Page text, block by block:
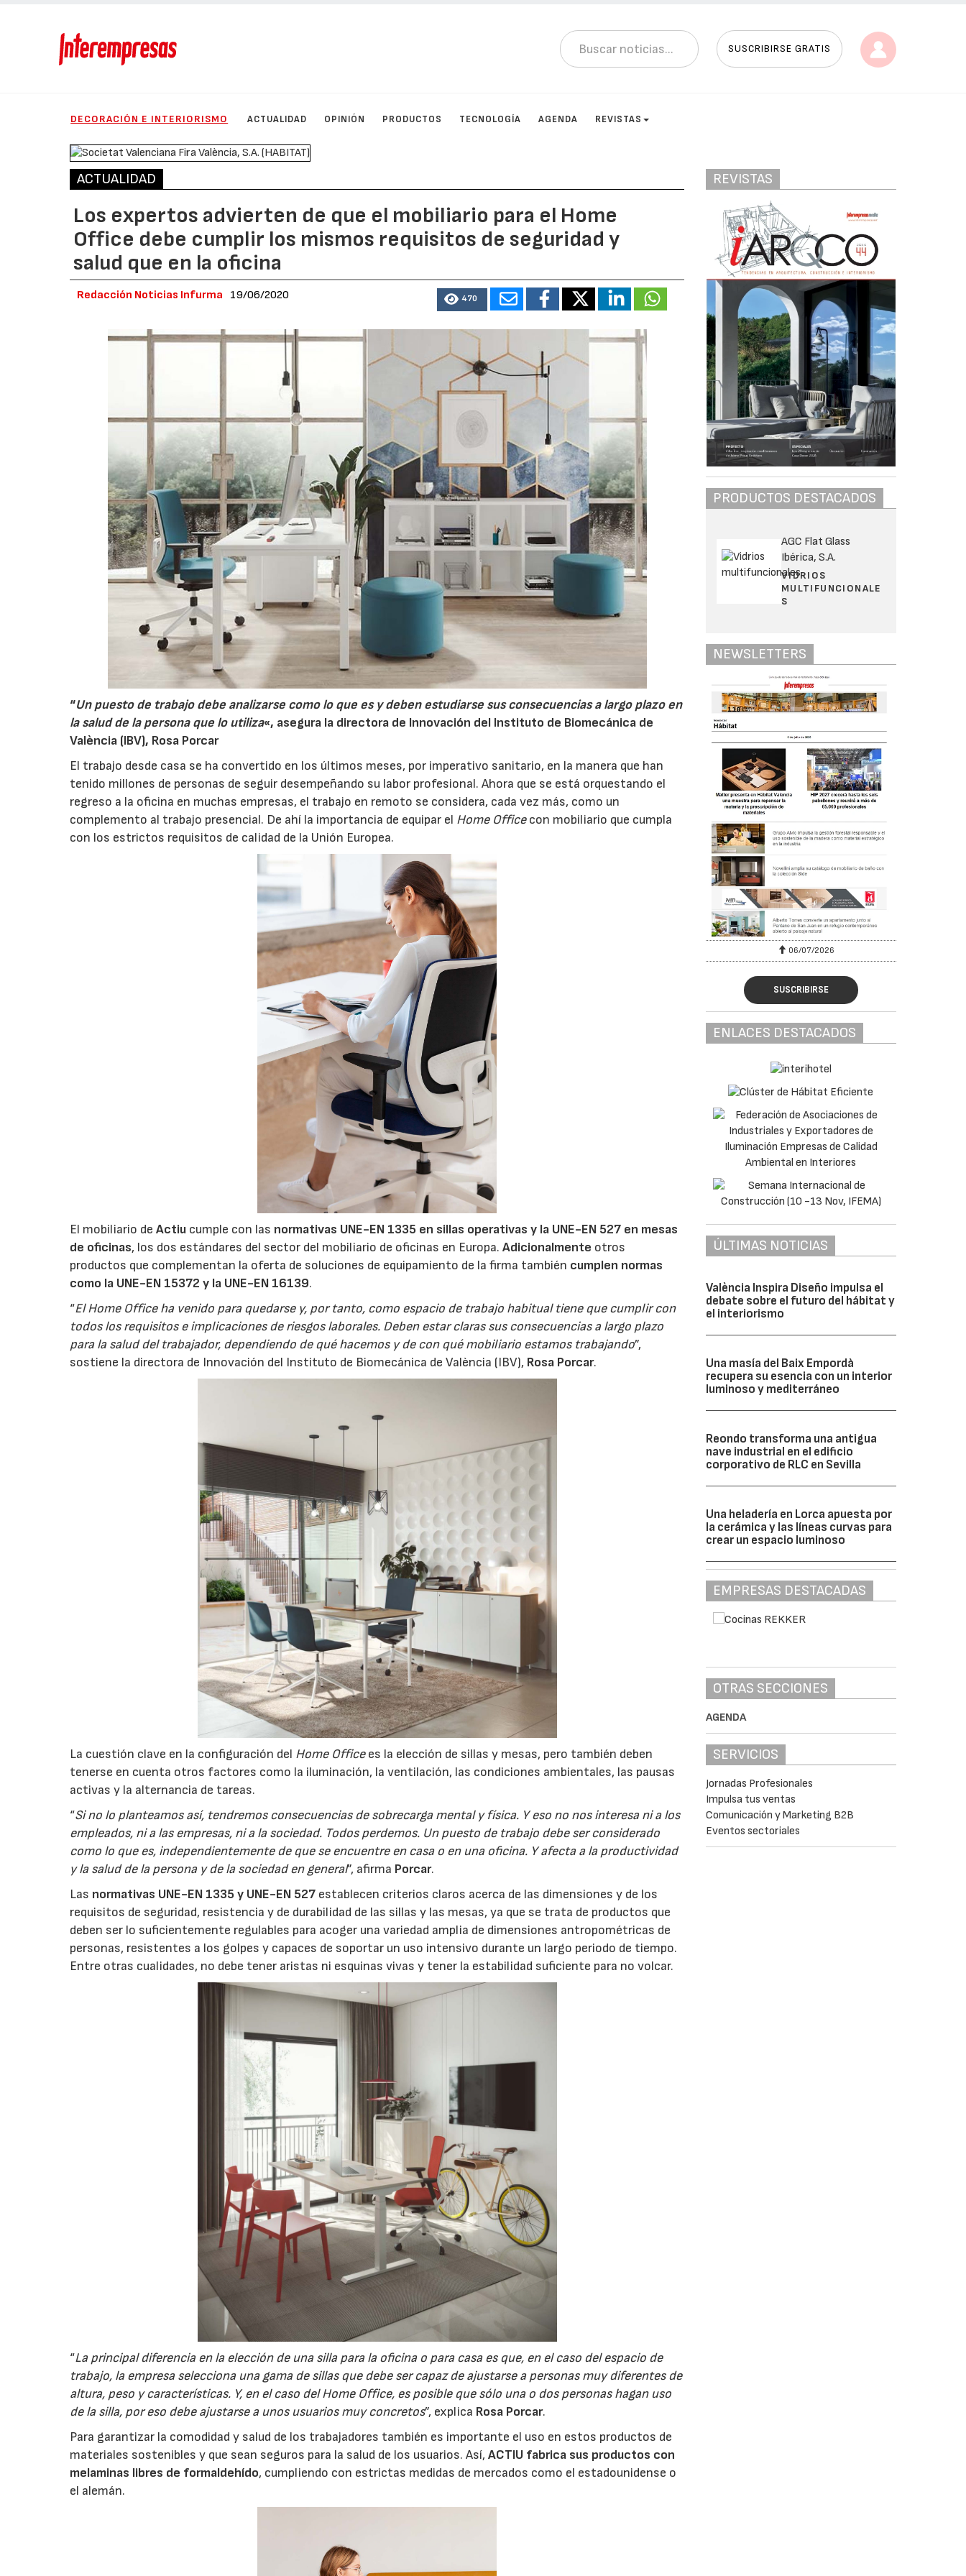
SUSCRIBIRSE GRATIS
DECORACIÓN E INTERIORISMO ACTUALIDAD OPINIÓN PRODUCTOS TECNOLOGÍA AGENDA REVISTAS
ACTUALIDAD
Los expertos advierten de que el mobiliario para el Home
Office debe cumplir los mismos requisitos de seguridad y
salud que en la oficina
Redacción Noticias Infurma 19/06/2020 470
“Un puesto de trabajo debe analizarse como lo que es y deben estudiarse sus consecuencias a largo plazo en
la salud de la persona que lo utiliza«, asegura la directora de Innovación del Instituto de Biomecánica de
València (IBV), Rosa Porcar
El trabajo desde casa se ha convertido en los últimos meses, por imperativo sanitario, en la manera que han
tenido millones de personas de seguir desempeñando su labor profesional. Ahora que se está orquestando el
regreso a la oficina en muchas empresas, el trabajo en remoto se considera, cada vez más, como un
complemento al trabajo presencial. De ahí la importancia de equipar el Home Officecon mobiliario que cumpla
con los estrictos requisitos de calidad de la Unión Europea.
El mobiliario deActiu cumple con las normativas UNE-EN 1335 en sillas operativas y la UNE-EN 527 en mesas
de oficinas, los dos estándares del sector del mobiliario de oficinas en Europa.Adicionalmente otros
productos que complementan la oferta de soluciones de equipamiento de la firma también cumplen normas
como la UNE-EN 15372 y la UNE-EN 16139.
“El Home Office ha venido para quedarse y, por tanto, como espacio de trabajo habitual tiene que cumplir con
todos los requisitos e implicaciones de riesgos laborales. Deben estar claras sus consecuencias a largo plazo
para la salud del trabajador, dependiendo de qué hacemos y de con qué mobiliario estamos trabajando”,
sostiene la directora de Innovación del Instituto de Biomecánica de València (IBV), Rosa Porcar.
La cuestión clave en la configuración del Home Officees la elección de sillas y mesas, pero también deben
tenerse en cuenta otros factores como la iluminación, la ventilación, las condiciones ambientales, las pausas
activas y la alternancia de tareas.
“Si no lo planteamos así, tendremos consecuencias de sobrecarga mental y física. Y eso no nos interesa ni a los
empleados, ni a las empresas, ni a la sociedad. Todos perdemos. Un puesto de trabajo debe ser considerado
como lo que es, independientemente de que se encuentre en casa o en una oficina. Y afecta a la productividad
y la salud de la persona y de la sociedad en general”, afirma Porcar.
Las normativas UNE-EN 1335 y UNE-EN 527 establecen criterios claros acerca de las dimensiones y de los
requisitos de seguridad, resistencia y de durabilidad de las sillas y las mesas, ya que se trata de productos que
deben ser lo suficientemente regulables para acoger una variedad amplia de dimensiones antropométricas de
personas, resistentes a los golpes y capaces de soportar un uso intensivo durante un largo periodo de tiempo.
Entre otras cualidades, no debe tener aristas ni esquinas vivas y tener la estabilidad suficiente para no volcar.
“La principal diferencia en la elección de una silla para la oficina o para casa es que, en el caso del espacio de
trabajo, la empresa selecciona una gama de sillas que debe ser capaz de ajustarse a personas muy diferentes de
altura, peso y características. Y, en el caso del Home Office, es posible que sólo una o dos personas hagan uso
de la silla, por eso debe ajustarse a unos usuarios muy concretos”, explica Rosa Porcar.
Para garantizar la comodidad y salud de los trabajadores también es importante el uso en estos productos de
materiales sostenibles y que sean seguros para la salud de los usuarios. Así,ACTIU fabrica sus productos con
melaminas libres de formaldehído, cumpliendo con estrictas medidas de mercados como el estadounidense o
el alemán.
REVISTAS
PRODUCTOS DESTACADOS
AGC Flat Glass
Ibérica, S.A.
VIDRIOS
MULTIFUNCIONALE
S
NEWSLETTERS
06/07/2026 06/07/2026
SUSCRIBIRSE
ENLACES DESTACADOS
ÚLTIMAS NOTICIAS
València Inspira Diseño impulsa el
debate sobre el futuro del hábitat y
el interiorismo
Una masía del Baix Empordà
recupera su esencia con un interior
luminoso y mediterráneo
Reondo transforma una antigua
nave industrial en el edificio
corporativo de RLC en Sevilla
Una heladería en Lorca apuesta por
la cerámica y las líneas curvas para
crear un espacio luminoso
EMPRESAS DESTACADAS
OTRAS SECCIONES
AGENDA
SERVICIOS
Jornadas Profesionales
Impulsa tus ventas
Comunicación y Marketing B2B
Eventos sectoriales